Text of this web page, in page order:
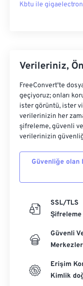
Kbtu ile
Verileriniz,
FreeConvert'te
geçiyoruz; onları
ister görüntü, ister
verilerinizin her
şifreleme, güvenli
verilerinizin
Güvenliğe olan
SSL/TLS
Şifreleme
Güvenli
Merkezler
Erişim
Kimlik